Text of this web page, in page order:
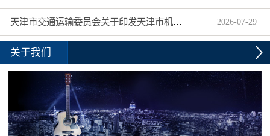
天津市交通运输委员会关于印发天津市机动车驾驶员培训机构及教练员综合信用评价管理办法的通知 2026-07-29
关于我们